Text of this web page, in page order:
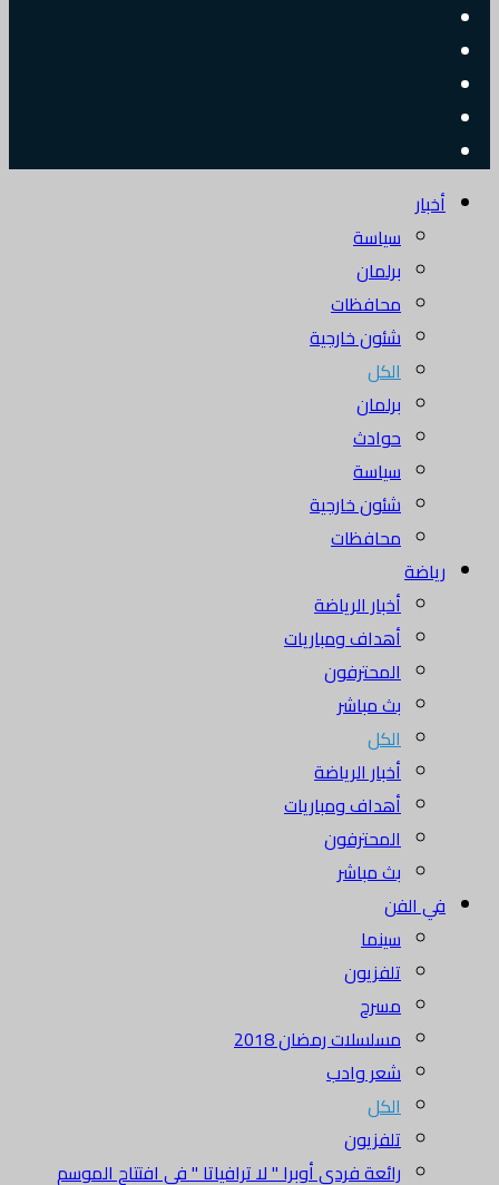
أخبار
سياسة
برلمان
محافظات
شئون خارجية
الكل
برلمان
حوادث
سياسة
شئون خارجية
محافظات
رياضة
أخبار الرياضة
أهداف ومباريات
المحترفون
بث مباشر
الكل
أخبار الرياضة
أهداف ومباريات
المحترفون
بث مباشر
في الفن
سينما
تلفزيون
مسرح
مسلسلات رمضان 2018
شعر وادب
الكل
تلفزيون
رائعة فردي أوبرا " لا ترافياتا " في افتتاح الموسم